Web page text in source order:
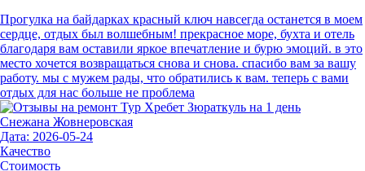
Прогулка на байдарках красный ключ навсегда останется в моем
сердце, отдых был волшебным! прекрасное море, бухта и отель
благодаря вам оставили яркое впечатление и бурю эмоций. в это
место хочется возвращаться снова и снова. спасибо вам за вашу
работу. мы с мужем рады, что обратились к вам. теперь с вами
отдых для нас больше не проблема
Снежана Жовнеровская
Дата: 2026-05-24
Качество
Стоимость